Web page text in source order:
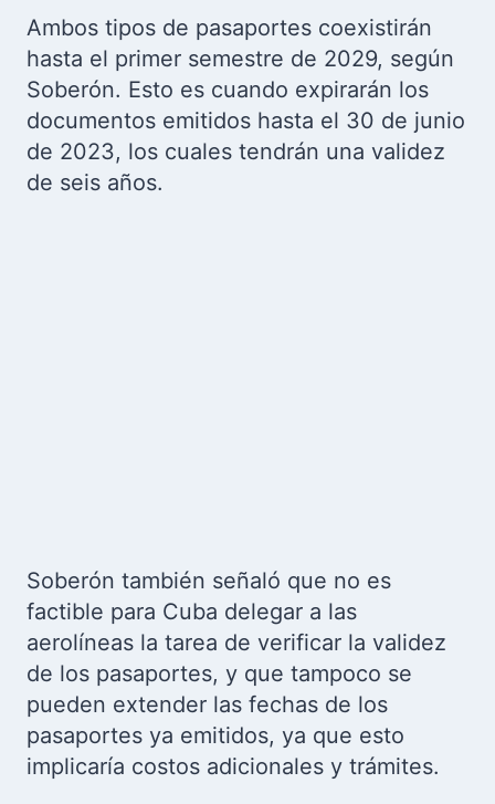
Ambos tipos de pasaportes coexistirán
hasta el primer semestre de 2029, según
Soberón. Esto es cuando expirarán los
documentos emitidos hasta el 30 de junio
de 2023, los cuales tendrán una validez
de seis años.
Soberón también señaló que no es
factible para Cuba delegar a las
aerolíneas la tarea de verificar la validez
de los pasaportes, y que tampoco se
pueden extender las fechas de los
pasaportes ya emitidos, ya que esto
implicaría costos adicionales y trámites.